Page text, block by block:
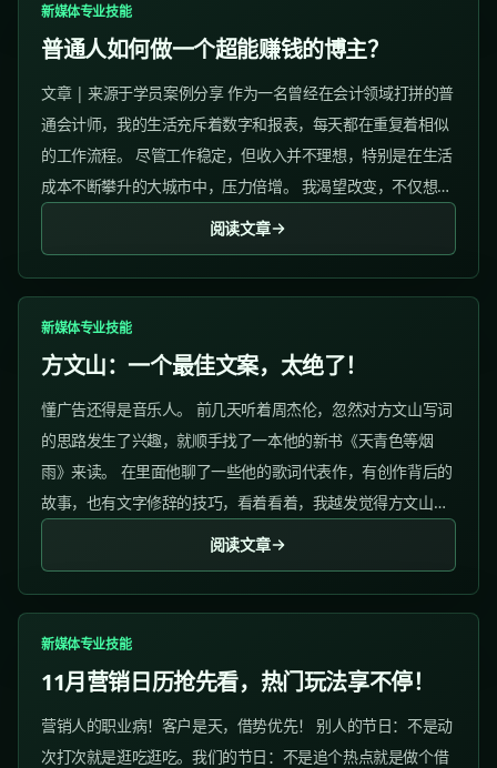
新媒体专业技能
普通人如何做一个超能赚钱的博主？
文章 | 来源于学员案例分享 作为一名曾经在会计领域打拼的普
通会计师，我的生活充斥着数字和报表，每天都在重复着相似
的工作流程。 尽管工作稳定，但收入并不理想，特别是在生活
成本不断攀升的大城市中，压力倍增。 我渴望改变，不仅想提
高自己的收入，还想让自己的生活不再一成不变。 于是我开启
了我的副业探索旅程。...
阅读文章
新媒体专业技能
方文山：一个最佳文案，太绝了！
懂广告还得是音乐人。 前几天听着周杰伦，忽然对方文山写词
的思路发生了兴趣，就顺手找了一本他的新书《天青色等烟
雨》来读。 在里面他聊了一些他的歌词代表作，有创作背后的
故事，也有文字修辞的技巧，看着看着，我越发觉得方文山聊
的内容，完全可以作为广告文案的创作指南来读。 方文山的创
作指南可简称“一三五”，...
阅读文章
新媒体专业技能
11月营销日历抢先看，热门玩法享不停！
营销人的职业病！客户是天，借势优先！ 别人的节日：不是动
次打次就是逛吃逛吃。我们的节日：不是追个热点就是做个借